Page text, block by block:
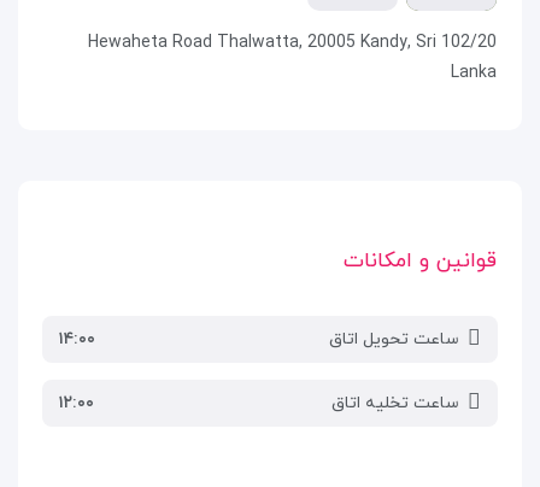
102/20 Hewaheta Road Thalwatta, 20005 Kandy, Sri
Lanka
قوانین و امکانات
ساعت تحویل اتاق ۱۴:۰۰
ساعت تخلیه اتاق ۱۲:۰۰